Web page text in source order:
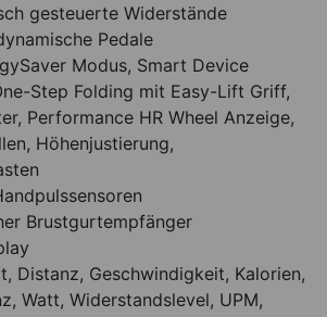
gesteuerte Widerstände
Pedale
Modus, Smart Device
Step Folding mit Easy-Lift Griff,
Performance HR Wheel Anzeige,
Höhenjustierung,
Brustgurtempfänger
Distanz, Geschwindigkeit, Kalorien,
Watt, Widerstandslevel, UPM,